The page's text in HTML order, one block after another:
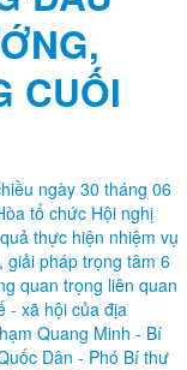
CUỐI
ngày 30 tháng 06
tổ chức Hội nghị
giải pháp trọng tâm 6
quan trọng liên quan
- xã hội của địa
Quang Minh - Bí
Dân - Phó Bí thư
Thường vụ Đảng
Đảng ủy, Bí thư các